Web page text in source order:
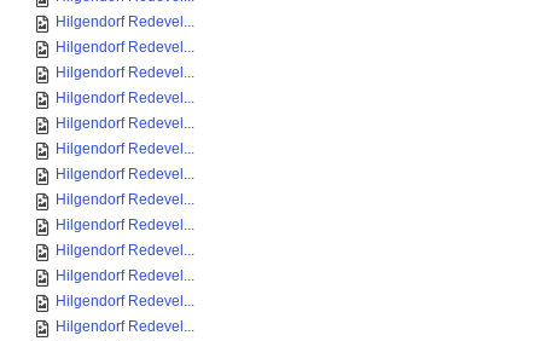
Hilgendorf Redevel...
Hilgendorf Redevel...
Hilgendorf Redevel...
Hilgendorf Redevel...
Hilgendorf Redevel...
Hilgendorf Redevel...
Hilgendorf Redevel...
Hilgendorf Redevel...
Hilgendorf Redevel...
Hilgendorf Redevel...
Hilgendorf Redevel...
Hilgendorf Redevel...
Hilgendorf Redevel...